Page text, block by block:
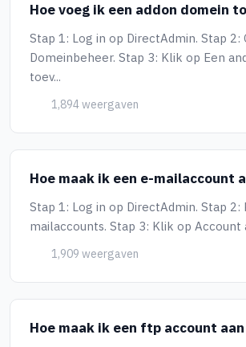
Hoe voeg ik een addon domein
Stap 1: Log in op DirectAdmin. Stap 2:
Domeinbeheer. Stap 3: Klik op Een
toev...
1,894 weergaven
Hoe maak ik een e-mailaccount
Stap 1: Log in op DirectAdmin. Stap 2:
mailaccounts. Stap 3: Klik op Account
1,909 weergaven
Hoe maak ik een ftp account aan